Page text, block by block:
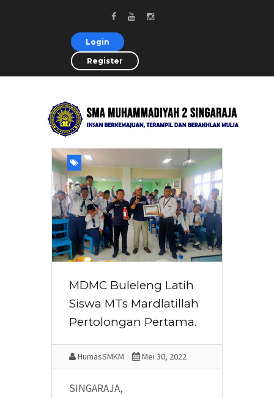
Login
Register
MDMC Buleleng Latih
Siswa MTs Mardlatillah
Pertolongan Pertama.
HumasSMKM Mei 30, 2022
SINGARAJA,